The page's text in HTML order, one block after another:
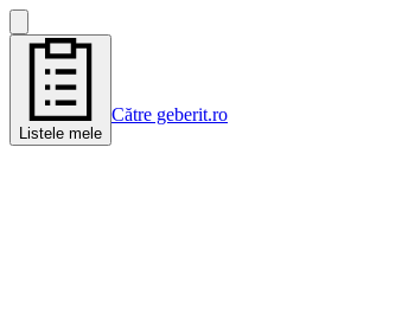
Listele mele
Către geberit.ro